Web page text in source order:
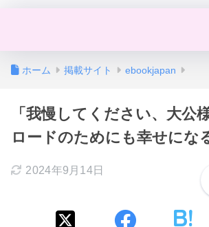
ホーム 掲載サイト ebookjapan
「我慢してください、大公
ロードのためにも幸せにな
2024年9月14日